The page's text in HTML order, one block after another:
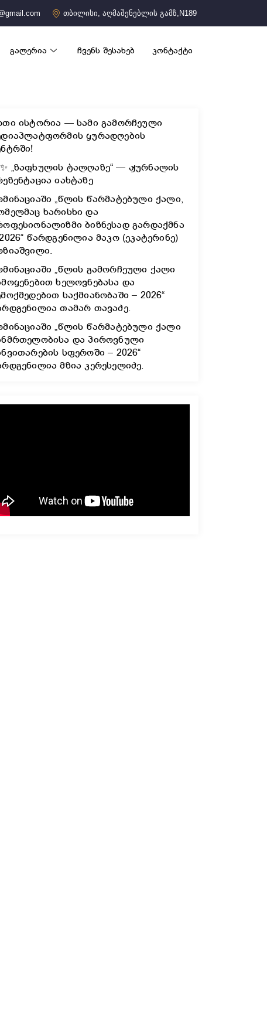
თბილისი, აღმაშენებლის გამზ,N189
გალერია ჩვენს შესახებ კონტაქტი
ისტორია — სამი გამორჩეული
ყურადღების
„ზაფხულის ტალღაზე“ — ჟურნალის
იახტაზე
„წლის წარმატებული ქალი,
ხარისხი და
ბიზნესად გარდაქმნა
წარდგენილია მაკო (ეკატერინე)
„წლის გამორჩეული ქალი
ხელოვნებასა და
საქმიანობაში – 2026“
თამარ თავაძე.
„წლის წარმატებული ქალი
და პიროვნული
სფეროში – 2026“
მზია კერესელიძე.